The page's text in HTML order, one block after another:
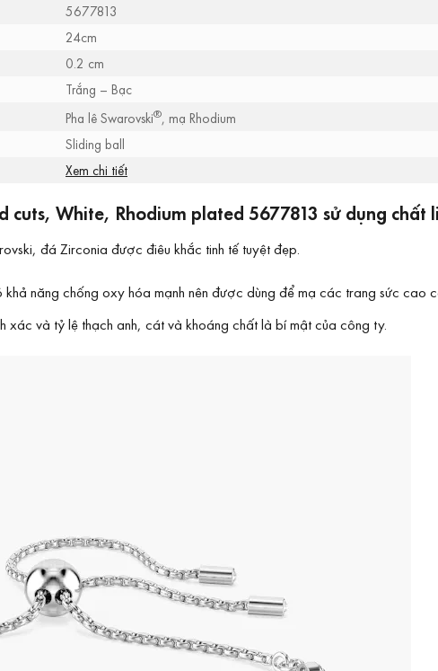
5677813
24cm
0.2 cm
Trắng – Bạc
Pha lê Swarovski®, mạ Rhodium
Sliding ball
Xem chi tiết
White, Rhodium plated 5677813 sử dụng chất
đá Zirconia được điêu khắc tinh tế tuyệt đẹp.
năng chống oxy hóa mạnh nên được dùng để mạ các trang sức cao
và tỷ lệ thạch anh, cát và khoáng chất là bí mật của công ty.